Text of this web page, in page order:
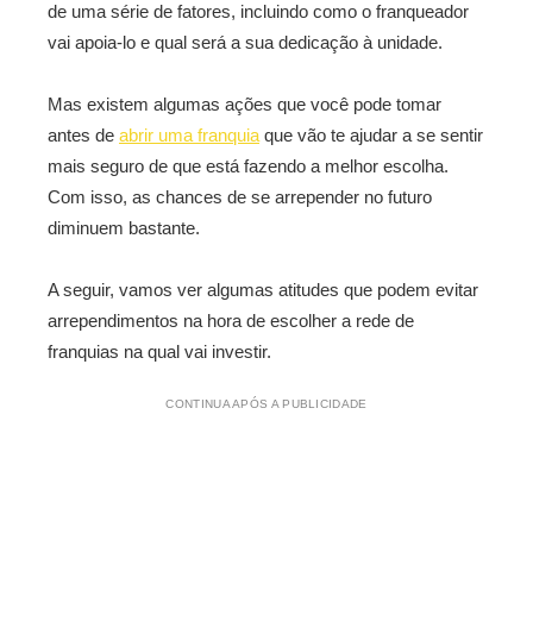
de uma série de fatores, incluindo como o franqueador
vai apoia-lo e qual será a sua dedicação à unidade.
Mas existem algumas ações que você pode tomar
antes de abrir uma franquia que vão te ajudar a se sentir
mais seguro de que está fazendo a melhor escolha.
Com isso, as chances de se arrepender no futuro
diminuem bastante.
A seguir, vamos ver algumas atitudes que podem evitar
arrependimentos na hora de escolher a rede de
franquias na qual vai investir.
CONTINUA APÓS A PUBLICIDADE